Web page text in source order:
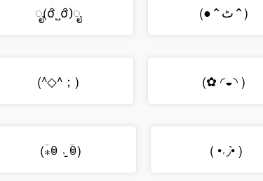
ೖ(σ̑˽σ̑)ೖ (●⌃ٹ⌃)
(^◇^；) (✿ ◜◒◝ )
(⁎ؔꇵ ˒̠̮ ؔꇵ) ( •˓◞•̀ )